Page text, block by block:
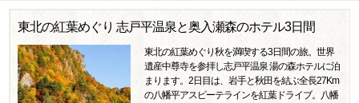
東北の紅葉めぐり 志戸平温泉と奥入瀬森のホテル3日間
東北の紅葉めぐり秋を満喫する3日間の旅。世界
遺産中尊寺を参拝し志戸平温泉 湯の森ホテルに泊
まります。2日目は、岩手と秋田を結ぶ全長27Km
の八幡平アスピーテラインを紅葉ドライブ。八幡